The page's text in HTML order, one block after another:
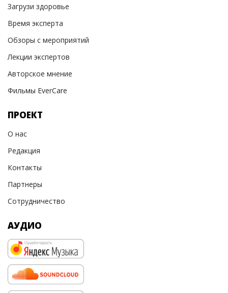
Загрузи здоровье
Время эксперта
Обзоры с мероприятий
Лекции экспертов
Авторское мнение
Фильмы EverCare
ПРОЕКТ
О нас
Редакция
Контакты
Партнеры
Сотрудничество
АУДИО